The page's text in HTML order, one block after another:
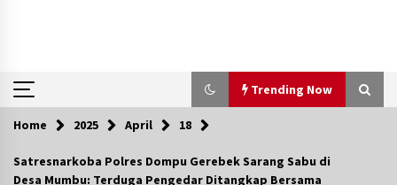
Trending Now
Trending Now
Home 2025 April 18
Satresnarkoba Polres Dompu Gerebek Sarang Sabu di
Desa Mumbu: Terduga Pengedar Ditangkap Bersama